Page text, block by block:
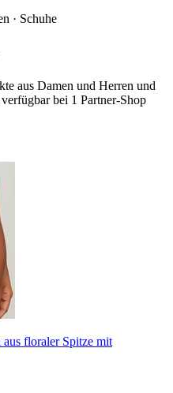
· Schuhe
aus Damen und Herren und
bei 1 Partner-Shop
floraler Spitze mit